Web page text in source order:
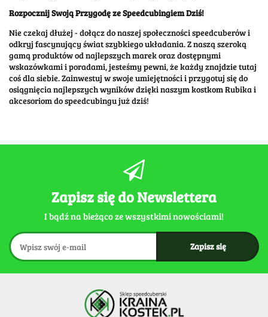
Rozpocznij Swoją Przygodę ze Speedcubingiem Dziś!
Nie czekaj dłużej - dołącz do naszej społeczności speedcuberów i
odkryj fascynujący świat szybkiego układania. Z naszą szeroką
gamą produktów od najlepszych marek oraz dostępnymi
wskazówkami i poradami, jesteśmy pewni, że każdy znajdzie tutaj
coś dla siebie. Zainwestuj w swoje umiejętności i przygotuj się do
osiągnięcia najlepszych wyników dzięki naszym kostkom Rubika i
akcesoriom do speedcubingu już dziś!
Zapisz się do Newslettera
I bądź na bieżąco ze wszystkimi nowościami!